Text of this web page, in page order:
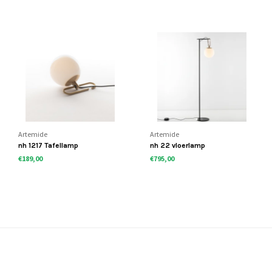
Artemide
nh 1217 Tafellamp
€189,00
Artemide
nh 22 vloerlamp
€795,00